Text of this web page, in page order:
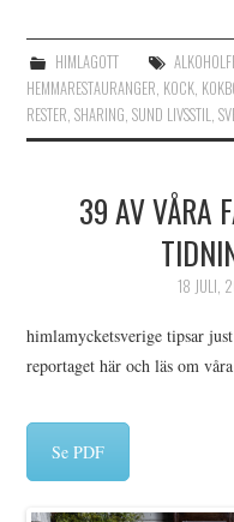
HIMLAGOTT
HEMMARESTAURANGER KOCK
RESTER ,SHARING ,SUND LIVSSTIL ,
39 AV VÅRA
18 JULI,
himlamycketsverige tipsar
reportaget här och läs om
Se PDF